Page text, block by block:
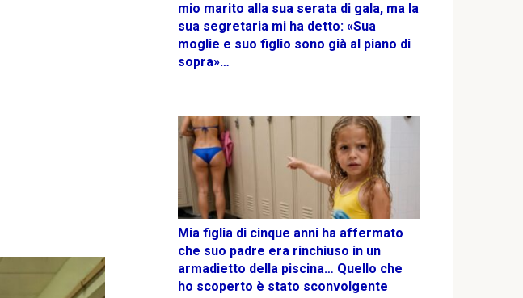
mio marito alla sua serata di gala, ma la
sua segretaria mi ha detto: «Sua
moglie e suo figlio sono già al piano di
sopra»…
Mia figlia di cinque anni ha affermato
che suo padre era rinchiuso in un
armadietto della piscina… Quello che
ho scoperto è stato sconvolgente